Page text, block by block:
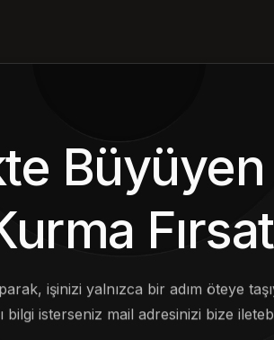
Büyüyen
işinizi yalnızca bir adım öteye
bilgi isterseniz mail adresinizi bize